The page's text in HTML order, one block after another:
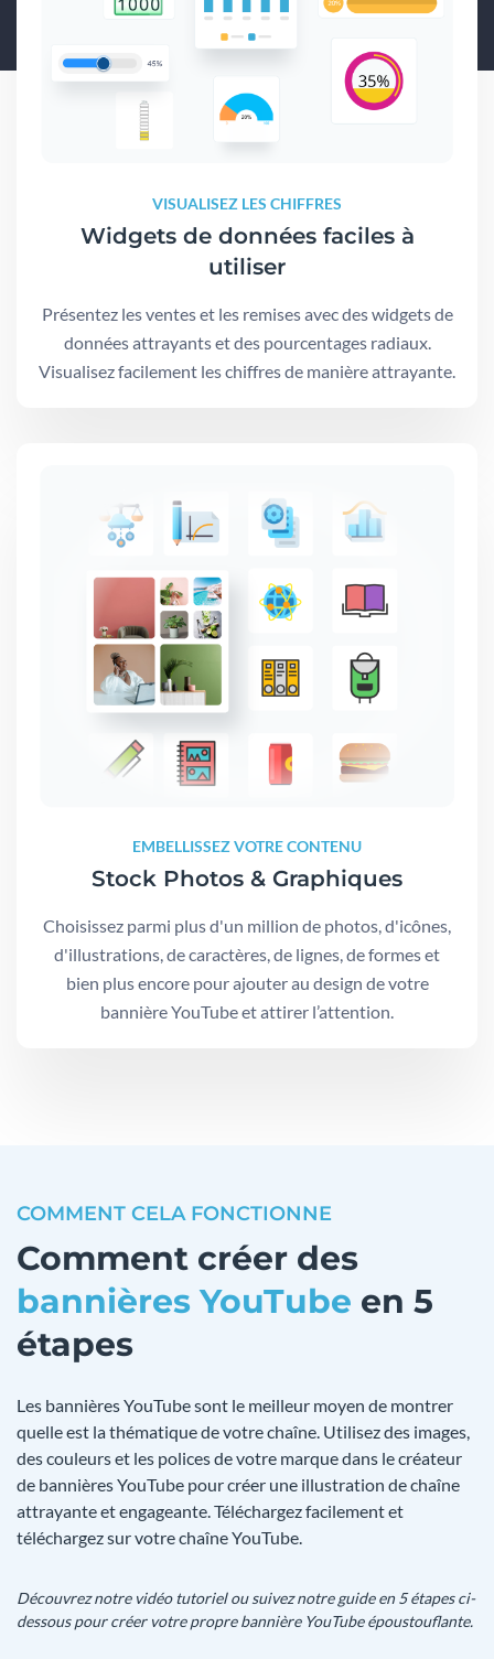
VISUALISEZ LES CHIFFRES
Widgets de données faciles à
utiliser
Présentez les ventes et les remises avec des widgets de
données attrayants et des pourcentages radiaux.
Visualisez facilement les chiffres de manière attrayante.
EMBELLISSEZ VOTRE CONTENU
Stock Photos & Graphiques
Choisissez parmi plus d'un million de photos, d'icônes,
d'illustrations, de caractères, de lignes, de formes et
bien plus encore pour ajouter au design de votre
bannière YouTube et attirer l’attention.
COMMENT CELA FONCTIONNE
Comment créer des
bannières YouTube en 5
étapes
Les bannières YouTube sont le meilleur moyen de montrer
quelle est la thématique de votre chaîne. Utilisez des images,
des couleurs et les polices de votre marque dans le créateur
de bannières YouTube pour créer une illustration de chaîne
attrayante et engageante. Téléchargez facilement et
téléchargez sur votre chaîne YouTube.
Découvrez notre vidéo tutoriel ou suivez notre guide en 5 étapes ci-
dessous pour créer votre propre bannière YouTube époustouflante.